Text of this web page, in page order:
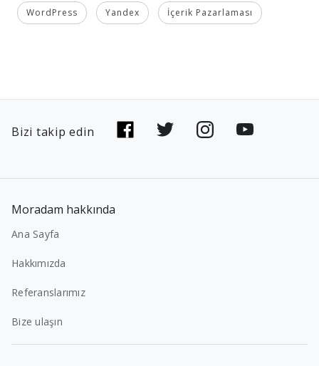
WordPress Yandex İçerik Pazarlaması
Bizi takip edin
Moradam hakkında
Ana Sayfa
Hakkımızda
Referanslarımız
Bize ulaşın